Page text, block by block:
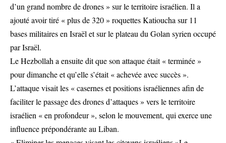
d’un grand nombre de drones » sur le territoire israélien. Il a
ajouté avoir tiré « plus de 320 » roquettes Katioucha sur 11
bases militaires en Israël et sur le plateau du Golan syrien occupé
par Israël.
Le Hezbollah a ensuite dit que son attaque était « terminée »
pour dimanche et qu’elle s’était « achevée avec succès ».
L’attaque visait les « casernes et positions israéliennes afin de
faciliter le passage des drones d’attaques » vers le territoire
israélien « en profondeur », selon le mouvement, qui exerce une
influence prépondérante au Liban.